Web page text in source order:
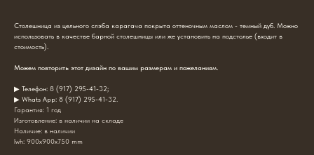
Столешница из цельного слэба карагача покрыта оттеночным маслом - темный дуб. Можно
использовать в качестве барной столешницы или же установить на подстолье (входит в
стоимость).
Можем повторить этот дизайн по вашим размерам и пожеланиям.
▶ Телефон: 8 (917) 295-41-32;
▶ Whats App: 8 (917) 295-41-32.
Гарантия: 1 год
Изготовление: в наличии на складе
Наличие: в наличии
lwh: 900x900x750 mm